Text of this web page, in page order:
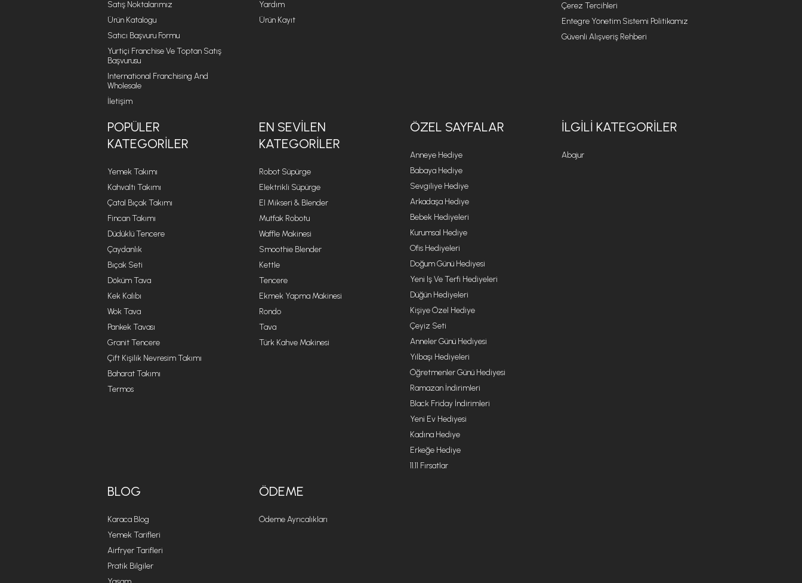
Satış Noktalarımız
Ürün Katalogu
Satıcı Başvuru Formu
Yurtiçi Franchise Ve Toptan Satış
Başvurusu
International Franchising And
Wholesale
İletişim
Yardım
Ürün Kayıt
Çerez Tercihleri
Entegre Yönetim Sistemi Politikamız
Güvenli Alışveriş Rehberi
POPÜLER
KATEGORILER
Yemek Takımı
Kahvaltı Takımı
Çatal Bıçak Takımı
Fincan Takımı
Düdüklü Tencere
Çaydanlık
Bıçak Seti
Döküm Tava
Kek Kalıbı
Wok Tava
Pankek Tavası
Granit Tencere
Çift Kişilik Nevresim Takımı
Baharat Takımı
Termos
EN SEVILEN
KATEGORILER
Robot Süpürge
Elektrikli Süpürge
El Mikseri & Blender
Mutfak Robotu
Waffle Makinesi
Smoothie Blender
Kettle
Tencere
Ekmek Yapma Makinesi
Rondo
Tava
Türk Kahve Makinesi
ÖZEL SAYFALAR
Anneye Hediye
Babaya Hediye
Sevgiliye Hediye
Arkadaşa Hediye
Bebek Hediyeleri
Kurumsal Hediye
Ofis Hediyeleri
Doğum Günü Hediyesi
Yeni Iş Ve Terfi Hediyeleri
Düğün Hediyeleri
Kişiye Özel Hediye
Çeyiz Seti
Anneler Günü Hediyesi
Yılbaşı Hediyeleri
Öğretmenler Günü Hediyesi
Ramazan İndirimleri
Black Friday İndirimleri
Yeni Ev Hediyesi
Kadına Hediye
Erkeğe Hediye
11.11 Fırsatlar
İLGILI KATEGORILER
Abajur
BLOG
Karaca Blog
Yemek Tarifleri
Airfryer Tarifleri
Pratik Bilgiler
ÖDEME
Ödeme Ayrıcalıkları